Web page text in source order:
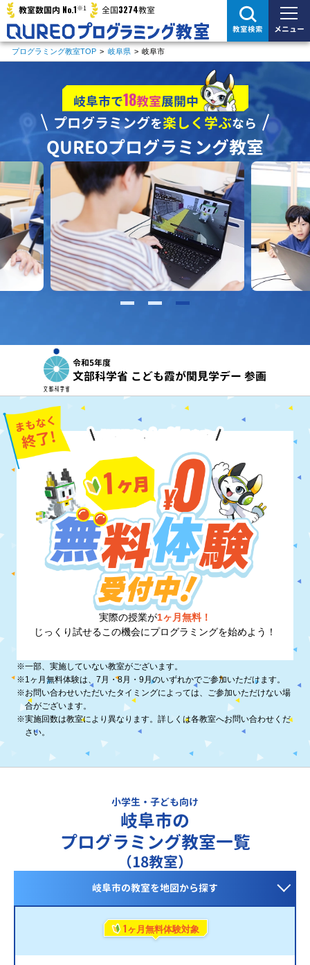
教室数国内 No.1※1 全国3274教室
教室検索 メニュー
プログラミング教室TOP > 岐阜県 > 岐阜市
岐阜市で18教室展開中
プログラミングを楽しく学ぶなら
QUREOプログラミング教室
令和5年度
文部科学省 こども霞が関見学デー 参画
期間限定！8月 31 まで
実際の授業が1ヶ月無料！
じっくり試せるこの機会にプログラミングを始めよう！
※一部、実施していない教室がございます。
※1ヶ月無料体験は、7月・8月・9月のいずれかでご参加いただけます。
※お問い合わせいただいたタイミングによっては、ご参加いただけない場
合がございます。
※実施回数は教室により異なります。詳しくは各教室へお問い合わせくだ
さい。
小学生・子ども向け
岐阜市の
プログラミング教室一覧
（18教室）
岐阜市の教室を地図から探す
1 ヶ月無料体験対象